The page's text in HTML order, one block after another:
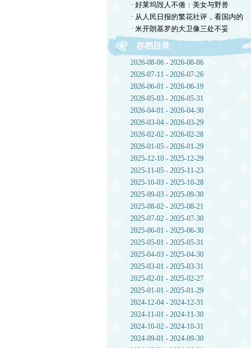
· 好莱坞毁人不倦：美女与野兽
· 从人民日报的繁花社评，看国内的
· 米开朗基罗的大卫像三处不妥
存档目录
2026-08-06 - 2026-08-06
2026-07-11 - 2026-07-26
2026-06-01 - 2026-06-19
2026-05-03 - 2026-05-31
2026-04-01 - 2026-04-30
2026-03-04 - 2026-03-29
2026-02-02 - 2026-02-28
2026-01-05 - 2026-01-29
2025-12-10 - 2025-12-29
2025-11-05 - 2025-11-23
2025-10-03 - 2025-10-28
2025-09-03 - 2025-09-30
2025-08-02 - 2025-08-21
2025-07-02 - 2025-07-30
2025-06-01 - 2025-06-30
2025-05-01 - 2025-05-31
2025-04-03 - 2025-04-30
2025-03-01 - 2025-03-31
2025-02-01 - 2025-02-27
2025-01-01 - 2025-01-29
2024-12-04 - 2024-12-31
2024-11-01 - 2024-11-30
2024-10-02 - 2024-10-31
2024-09-01 - 2024-09-30